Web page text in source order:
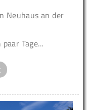
Neuhaus an der
Tage...